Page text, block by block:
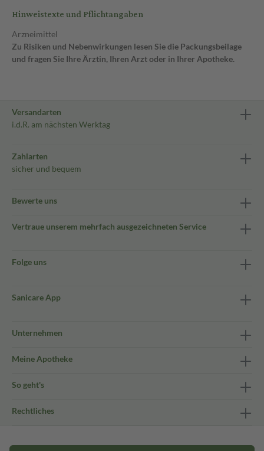
Hinweistexte und Pflichtangaben
Arzneimittel
Zu Risiken und Nebenwirkungen lesen Sie die Packungsbeilage
und fragen Sie Ihre Ärztin, Ihren Arzt oder in Ihrer Apotheke.
Versandarten
i.d.R. am nächsten Werktag
Zahlarten
sicher und bequem
Bewerte uns
Vertraue unserem mehrfach ausgezeichneten Service
Folge uns
Sanicare App
Unternehmen
Meine Apotheke
So geht's
Rechtliches